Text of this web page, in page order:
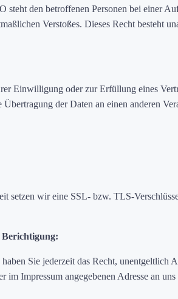
steht den betroffenen Personen bei einer
Verstoßes. Dieses Recht besteht
Einwilligung oder zur Erfüllung eines
der Daten an einen anderen
setzen wir eine SSL- bzw. TLS-
Sie jederzeit das Recht,
im Impressum angegebenen Adresse an